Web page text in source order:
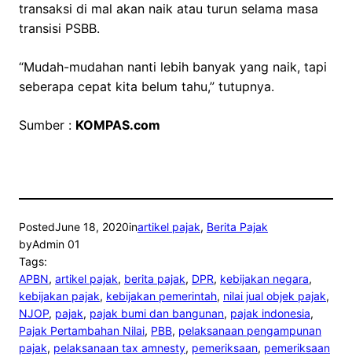
transaksi di mal akan naik atau turun selama masa
transisi PSBB.
“Mudah-mudahan nanti lebih banyak yang naik, tapi
seberapa cepat kita belum tahu,” tutupnya.
Sumber : KOMPAS.com
PostedJune 18, 2020inartikel pajak, Berita Pajak
byAdmin 01
Tags:
APBN, artikel pajak, berita pajak, DPR, kebijakan negara
kebijakan pajak, kebijakan pemerintah, nilai jual objek pajak
NJOP, pajak, pajak bumi dan bangunan, pajak indonesia
Pajak Pertambahan Nilai, PBB, pelaksanaan pengampunan
pajak, pelaksanaan tax amnesty, pemeriksaan, pemeriksaan